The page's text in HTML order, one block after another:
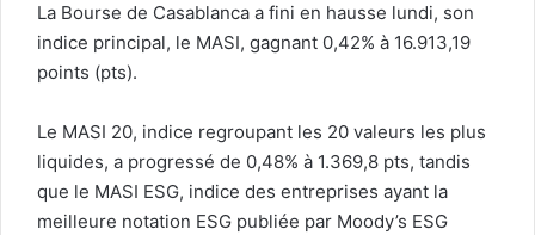
La Bourse de Casablanca a fini en hausse lundi, son
indice principal, le MASI, gagnant 0,42% à 16.913,19
points (pts).
Le MASI 20, indice regroupant les 20 valeurs les plus
liquides, a progressé de 0,48% à 1.369,8 pts, tandis
que le MASI ESG, indice des entreprises ayant la
meilleure notation ESG publiée par Moody’s ESG